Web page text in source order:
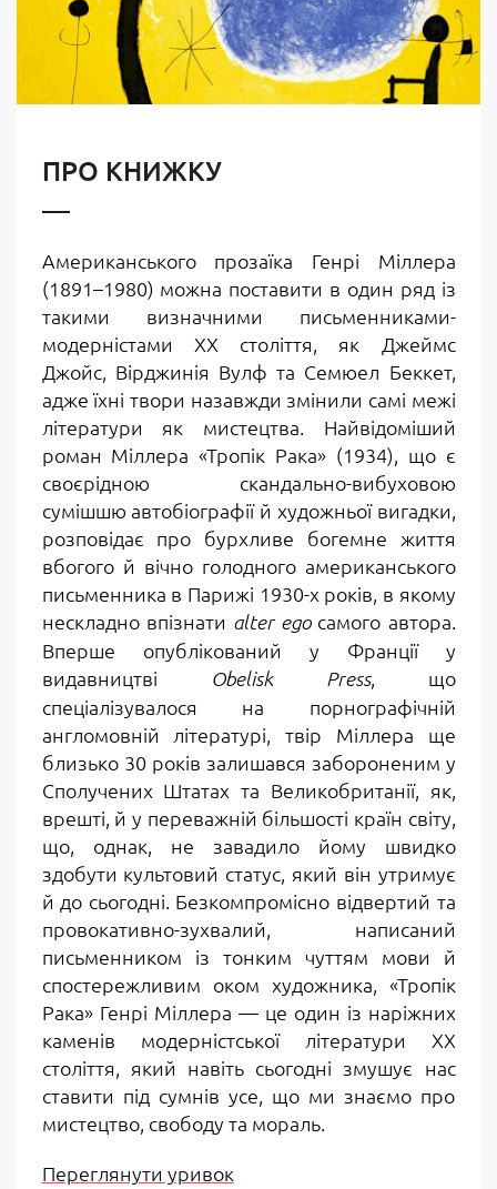
ПРО КНИЖКУ
Американського прозаїка Генрі Міллера
(1891–1980) можна поставити в один ряд із
такими визначними письменниками-
модерністами ХХ століття, як Джеймс
Джойс, Вірджинія Вулф та Семюел Беккет,
адже їхні твори назавжди змінили самі межі
літератури як мистецтва. Найвідоміший
роман Міллера«Тропік Рака» (1934), що є
своєрідною скандально-вибуховою
сумішшю автобіографії й художньої вигадки,
розповідає про бурхливе богемне життя
вбогого й вічно голодного американського
письменника в Парижі 1930-х років, в якому
нескладно впізнати alter egoсамого автора.
Вперше опублікований у Франції у
видавництві
Obelisk Press, що
спеціалізувалося на порнографічній
англомовній літературі, твір Міллера ще
близько 30 років залишався забороненим у
Сполучених Штатах та Великобританії, як,
врешті, й у переважній більшості країн світу,
що, однак, не завадило йому швидко
здобути культовий статус, який він утримує
й до сьогодні. Безкомпромісно відвертий та
провокативно-зухвалий, написаний
письменником із тонким чуттям мови й
спостережливим оком художника, «Тропік
Рака» Генрі Міллера — це один із наріжних
каменів модерністської літератури ХХ
століття, який навіть сьогодні змушує нас
ставити під сумнів усе, що ми знаємо про
мистецтво, свободу та мораль.
Переглянути уривок